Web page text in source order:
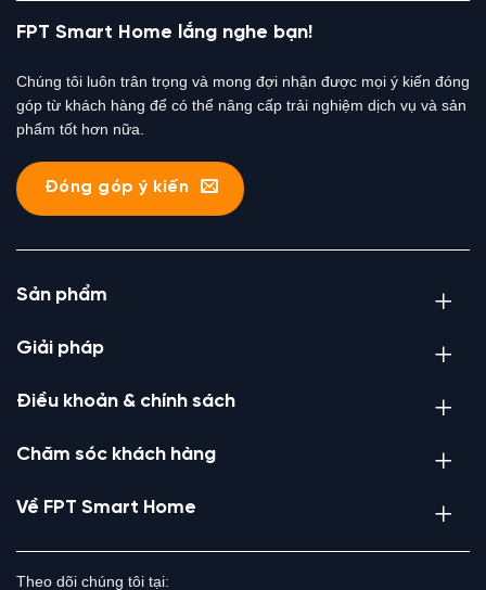
FPT Smart Home lắng nghe bạn!
Chúng tôi luôn trân trọng và mong đợi nhận được mọi ý kiến đóng
góp từ khách hàng để có thể nâng cấp trải nghiệm dịch vụ và sản
phẩm tốt hơn nữa.
Đóng góp ý kiến
Sản phẩm
Giải pháp
Điều khoản & chính sách
Chăm sóc khách hàng
Về FPT Smart Home
Theo dõi chúng tôi tại: